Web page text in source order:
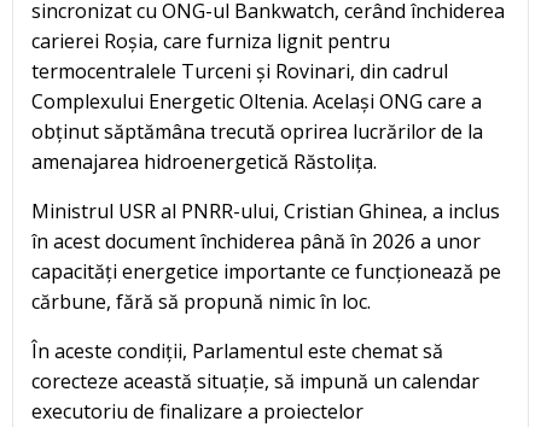
sincronizat cu ONG-ul Bankwatch, cerând închiderea
carierei Roșia, care furniza lignit pentru
termocentralele Turceni și Rovinari, din cadrul
Complexului Energetic Oltenia. Același ONG care a
obținut săptămâna trecută oprirea lucrărilor de la
amenajarea hidroenergetică Răstolița.
Ministrul USR al PNRR-ului, Cristian Ghinea, a inclus
în acest document închiderea până în 2026 a unor
capacități energetice importante ce funcționează pe
cărbune, fără să propună nimic în loc.
În aceste condiții, Parlamentul este chemat să
corecteze această situație, să impună un calendar
executoriu de finalizare a proiectelor